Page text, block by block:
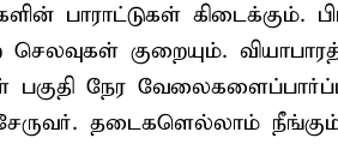
பாராட்டுகள் கிடைக்கும்.
குறையும்.
நேர
தடைகளெல்லாம்